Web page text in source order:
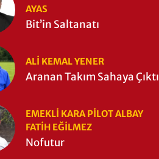
AYAS
Bit’in Saltanatı
ALI KEMAL YENER
Aranan Takım Sahaya Çıktı
EMEKLI KARA PILOT ALBAY
FATIH EĞİLMEZ
Nofutur